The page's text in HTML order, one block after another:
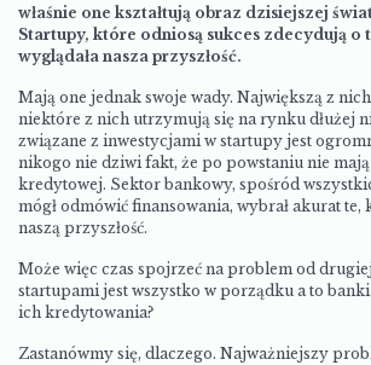
właśnie one kształtują obraz dzisiejszej
Startupy, które odniosą sukces zdecydują o
wyglądała nasza przyszłość.
Mają one jednak swoje wady. Największą z
niektóre z nich utrzymują się na rynku dłużej
związane z inwestycjami w startupy jest
nikogo nie dziwi fakt, że po powstaniu nie
kredytowej. Sektor bankowy, spośród
mógł odmówić finansowania, wybrał akurat te,
naszą przyszłość.
Może więc czas spojrzeć na problem od
startupami jest wszystko w porządku a to
ich kredytowania?
Zastanówmy się, dlaczego. Najważniejszy